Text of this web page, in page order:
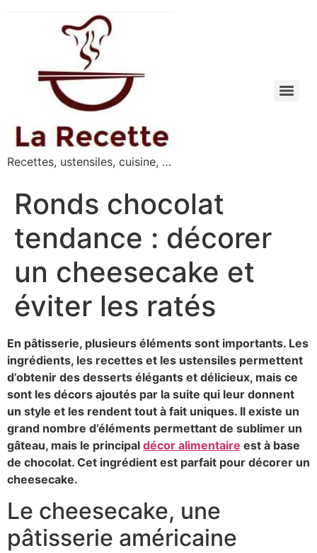
Recettes, ustensiles, cuisine, …
Ronds chocolat
tendance : décorer
un cheesecake et
éviter les ratés
En pâtisserie, plusieurs éléments sont importants. Les
ingrédients, les recettes et les ustensiles permettent
d’obtenir des desserts élégants et délicieux, mais ce
sont les décors ajoutés par la suite qui leur donnent
un style et les rendent tout à fait uniques. Il existe un
grand nombre d’éléments permettant de sublimer un
gâteau, mais le principal décor alimentaire est à base
de chocolat. Cet ingrédient est parfait pour décorer un
cheesecake.
Le cheesecake, une
pâtisserie américaine